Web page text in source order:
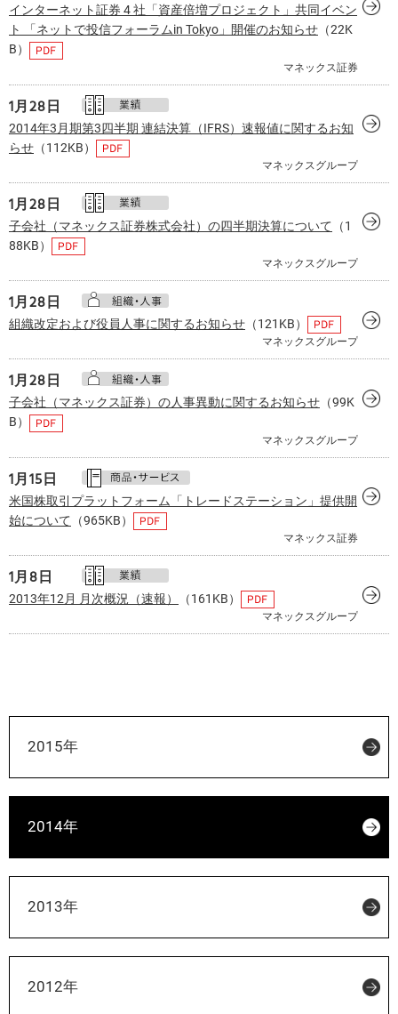
インターネット証券 4 社「資産倍増プロジェクト」共同イベン
ト 「ネットで投信フォーラムin Tokyo」開催のお知らせ （22K
B）
マネックス証券
1月28日
2014年3月期第3四半期 連結決算（IFRS）速報値に関するお知
らせ （112KB）
マネックスグループ
1月28日
子会社（マネックス証券株式会社）の四半期決算について （1
88KB）
マネックスグループ
1月28日
組織改定および役員人事に関するお知らせ （121KB）
マネックスグループ
1月28日
子会社（マネックス証券）の人事異動に関するお知らせ （99K
B）
マネックスグループ
1月15日
米国株取引プラットフォーム「トレードステーション」提供開
始について （965KB）
マネックス証券
1月8日
2013年12月 月次概況（速報） （161KB）
マネックスグループ
2015年
2014年
2013年
2012年